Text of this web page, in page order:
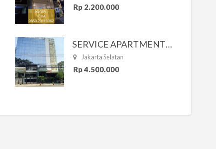
Rp 2.200.000
SERVICE APARTMENT SOUTH RESIDENCE
Jakarta Selatan
Rp 4.500.000